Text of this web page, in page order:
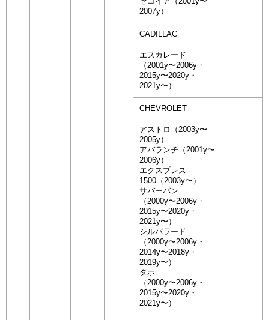
2007y）
CADILLAC
エスカレード
（2001y〜2006y・
2015y〜2020y・
2021y〜）
CHEVROLET
アストロ（2003y〜
2005y）
アバランチ（2001y〜
2006y）
エクスプレス
1500（2003y〜）
サバーバン
（2000y〜2006y・
2015y〜2020y・
2021y〜）
シルバラード
（2000y〜2006y・
2014y〜2018y・
2019y〜）
タホ
（2000y〜2006y・
2015y〜2020y・
2021y〜）